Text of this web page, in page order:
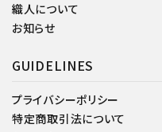
織人について
お知らせ
GUIDELINES
プライバシーポリシー
特定商取引法について